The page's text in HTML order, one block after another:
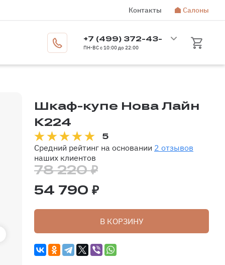
Контакты Салоны
Москва
+7 (499) 372-43-
72
Бесплатный звонок по России
8 800 350-14-70
ПН-ВС с 10:00 до 22:00
Шкаф-купе Нова Лайн
К224
5
Средний рейтинг на основании 2 отзывов
наших клиентов
78 220 ₽
54 790 ₽
В КОРЗИНУ